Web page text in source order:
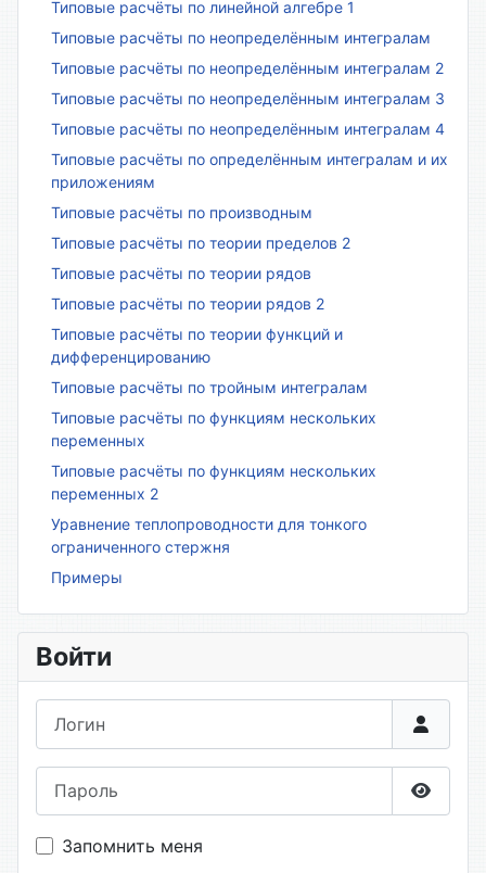
Типовые расчёты по линейной алгебре 1
Типовые расчёты по неопределённым интегралам
Типовые расчёты по неопределённым интегралам 2
Типовые расчёты по неопределённым интегралам 3
Типовые расчёты по неопределённым интегралам 4
Типовые расчёты по определённым интегралам и их
приложениям
Типовые расчёты по производным
Типовые расчёты по теории пределов 2
Типовые расчёты по теории рядов
Типовые расчёты по теории рядов 2
Типовые расчёты по теории функций и
дифференцированию
Типовые расчёты по тройным интегралам
Типовые расчёты по функциям нескольких
переменных
Типовые расчёты по функциям нескольких
переменных 2
Уравнение теплопроводности для тонкого
ограниченного стержня
Примеры
Войти
Запомнить меня